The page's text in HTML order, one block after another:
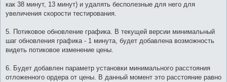
как 38 минут, 13 минут) и удалять бесполезные для него для
увеличения скорости тестирования.
5. Потиковое обновление графика. В текущей версии минимальный
шаг обновления графика - 1 минута, будет добавлена возможность
видеть потиковое изменение цены.
6. Будет добавлен параметр установки минимального расстояния
отложенного ордера от цены. В данный момент это расстояние равно